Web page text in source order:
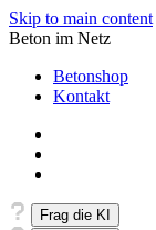
Skip to main content
Beton im Netz
Betonshop
Kontakt
Frag die KI